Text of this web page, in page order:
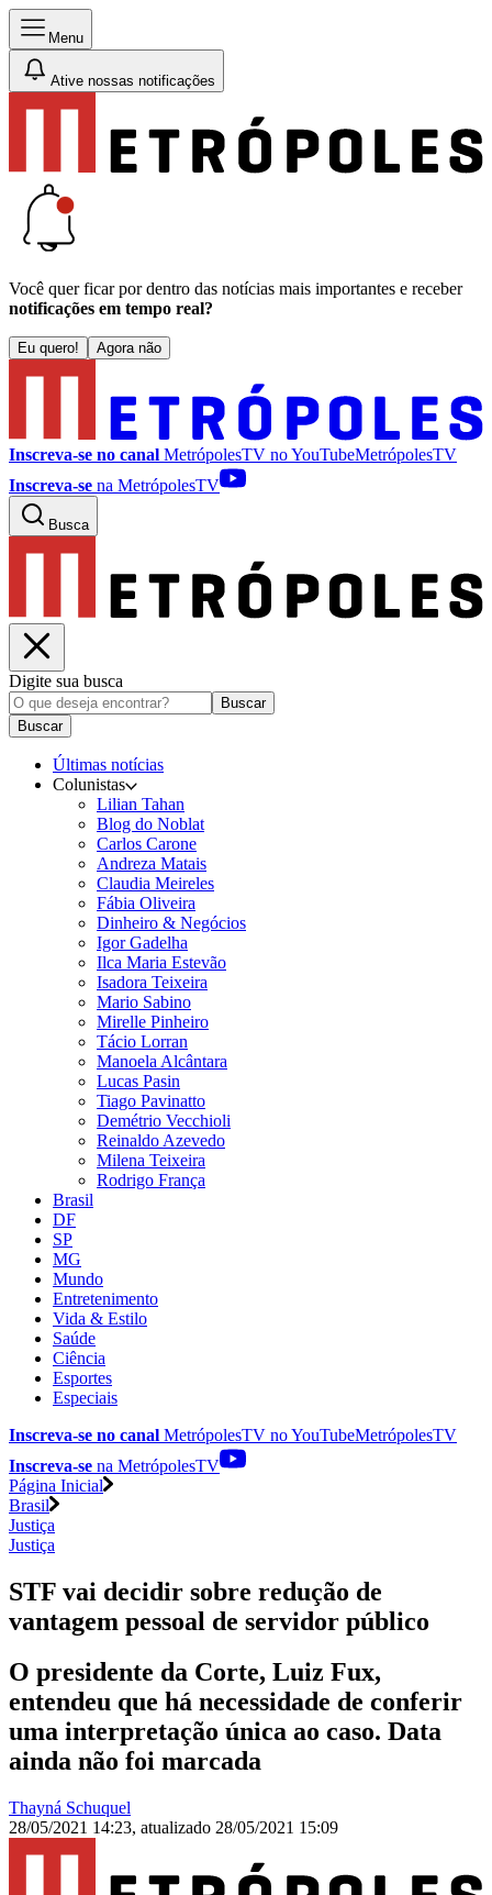
Menu
Ative nossas notificações
Você quer ficar por dentro das notícias mais importantes e receber
notificações em tempo real?
Eu quero! Agora não
Inscreva-se no canal MetrópolesTV noYouTubeMetrópolesTV
Inscreva-se na MetrópolesTV
Busca
Digite sua busca
Buscar
Buscar
Últimas notícias
Colunistas
Lilian Tahan
Blog do Noblat
Carlos Carone
Andreza Matais
Claudia Meireles
Fábia Oliveira
Dinheiro & Negócios
Igor Gadelha
Ilca Maria Estevão
Isadora Teixeira
Mario Sabino
Mirelle Pinheiro
Tácio Lorran
Manoela Alcântara
Lucas Pasin
Tiago Pavinatto
Demétrio Vecchioli
Reinaldo Azevedo
Milena Teixeira
Rodrigo França
Brasil
DF
SP
MG
Mundo
Entretenimento
Vida & Estilo
Saúde
Ciência
Esportes
Especiais
Inscreva-se no canal MetrópolesTV noYouTubeMetrópolesTV
Inscreva-se na MetrópolesTV
Página Inicial
Brasil
Justiça
Justiça
STF vai decidir sobre redução de
vantagem pessoal de servidor público
O presidente da Corte, Luiz Fux,
entendeu que há necessidade de conferir
uma interpretação única ao caso. Data
ainda não foi marcada
Thayná Schuquel
28/05/2021 14:23, atualizado 28/05/2021 15:09